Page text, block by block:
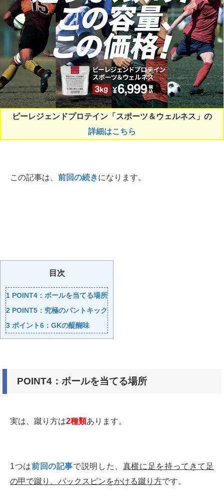
ビーレジェンドプロテイン「スポーツ＆ウェルネス」の
詳細はこちら
この記事は、 前回の続きになります。
目次
1 POINT4：ボールを当てる場所
2 POINT5：究極のパントキック
3 ポイント6：GKの醍醐味
POINT4：ボールを当てる場所
実は、蹴り方は2種類あります。
1つは前回の記事で説明した、 真横に足を持ってきて足
の甲で蹴り、バックスピンをかける蹴り方です。